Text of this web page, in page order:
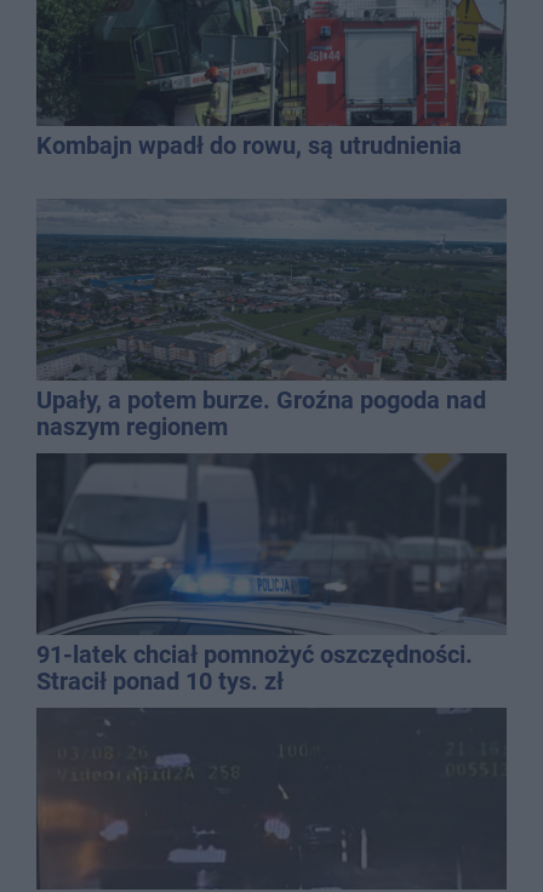
Kombajn wpadł do rowu, są utrudnienia
Upały, a potem burze. Groźna pogoda nad
naszym regionem
91-latek chciał pomnożyć oszczędności.
Stracił ponad 10 tys. zł